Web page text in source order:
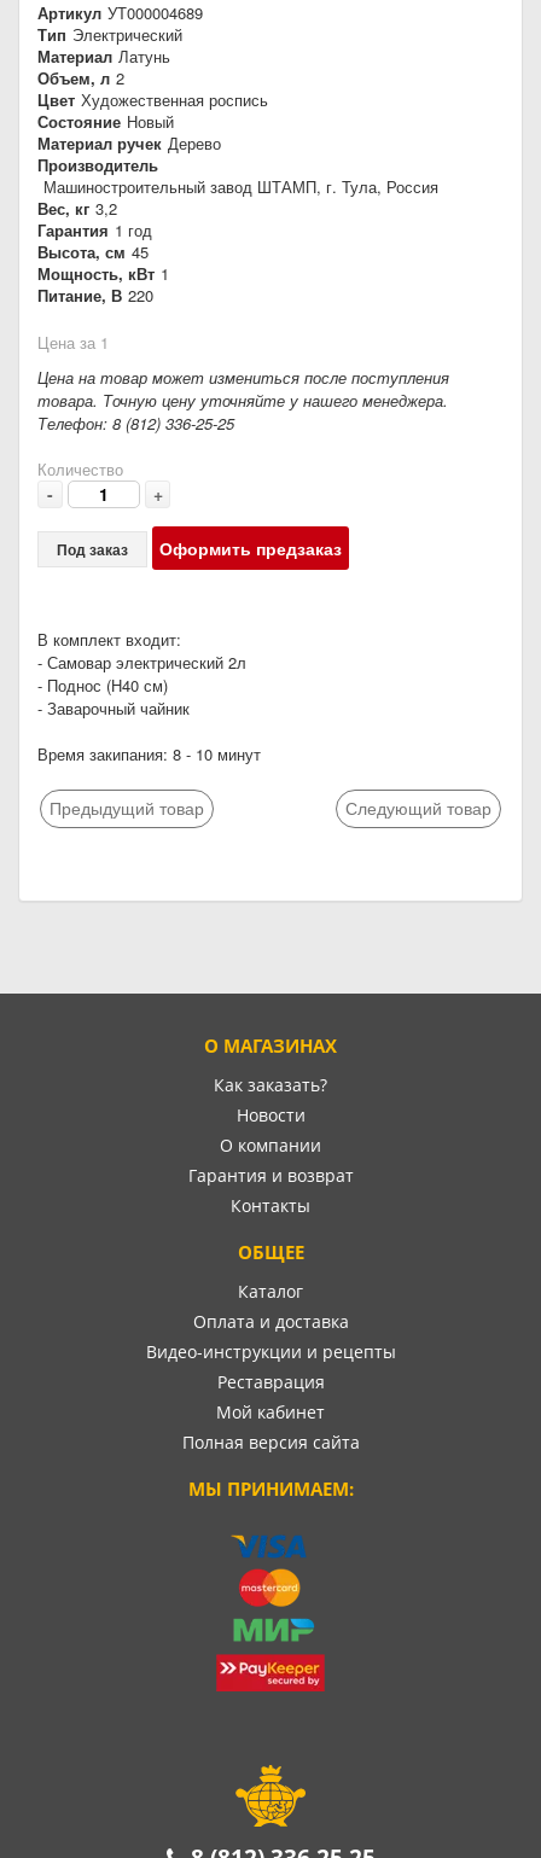
Артикул УТ000004689
Тип Электрический
Материал Латунь
Объем, л 2
Цвет Художественная роспись
Состояние Новый
Материал ручек Дерево
Производитель
Машиностроительный завод ШТАМП, г. Тула, Россия
Вес, кг 3,2
Гарантия 1 год
Высота, см 45
Мощность, кВт 1
Питание, В 220
Цена за 1
Цена на товар может измениться после поступления
товара. Точную цену уточняйте у нашего менеджера.
Телефон: 8 (812) 336-25-25
Количество
- +
Под заказ Оформить предзаказ
В комплект входит:
- Самовар электрический 2л
- Поднос (Н40 см)
- Заварочный чайник
Время закипания: 8 - 10 минут
Предыдущий товар Следующий товар
О МАГАЗИНАХ
Как заказать?
Новости
О компании
Гарантия и возврат
Контакты
ОБЩЕЕ
Каталог
Оплата и доставка
Видео-инструкции и рецепты
Реставрация
Мой кабинет
Полная версия сайта
МЫ ПРИНИМАЕМ: